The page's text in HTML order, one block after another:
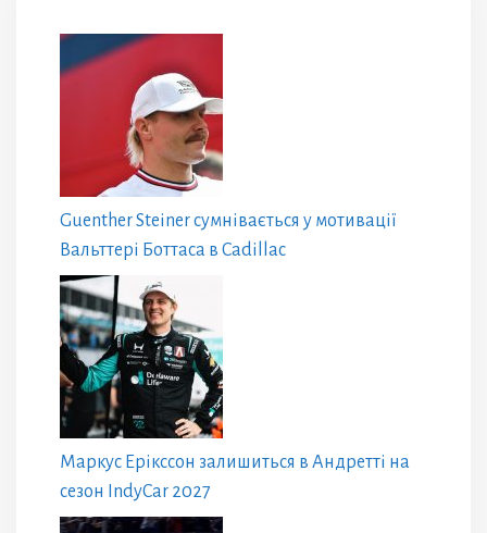
Guenther Steiner сумнівається у мотивації
Вальттері Боттаса в Cadillac
Маркус Ерікссон залишиться в Андретті на
сезон IndyCar 2027